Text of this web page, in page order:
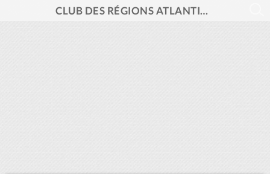
CLUB DES RÉGIONS ATLANTIQUES DU FORUM DE CRANS MONTANA